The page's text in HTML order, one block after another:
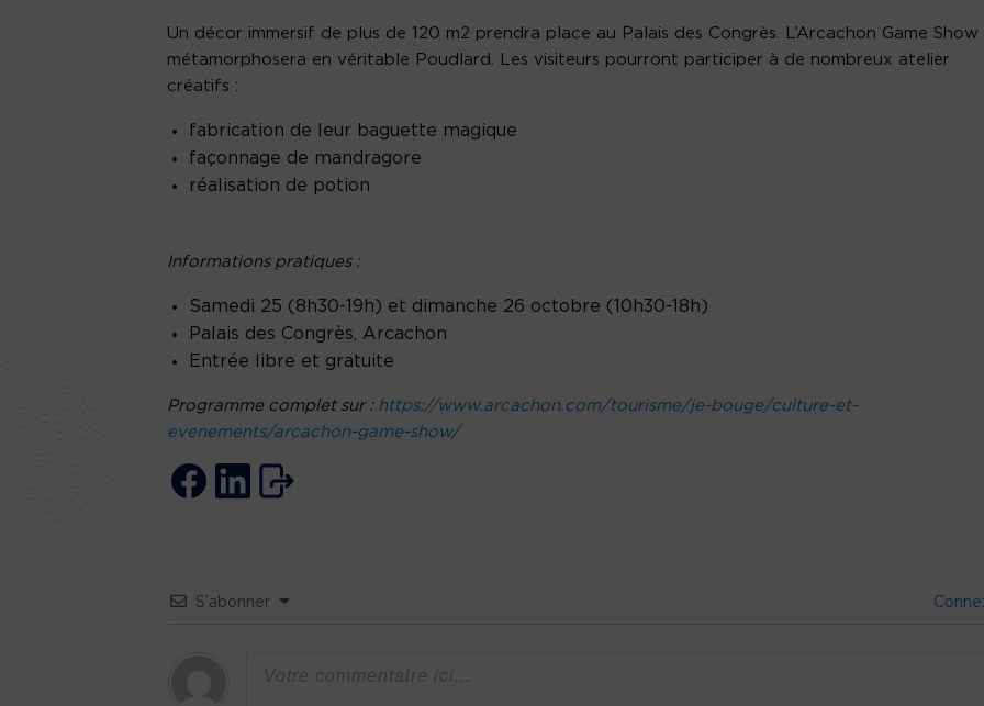
Un décor immersif de plus de 120 m2 prendra place au Palais des Congrès. L’Arcachon Game Show
métamorphosera en véritable Poudlard. Les visiteurs pourront participer à de nombreux atelier
créatifs :
fabrication de leur baguette magique
façonnage de mandragore
réalisation de potion
Informations pratiques :
Samedi 25 (8h30-19h) et dimanche 26 octobre (10h30-18h)
Palais des Congrès, Arcachon
Entrée libre et gratuite
Programme complet sur : https://www.arcachon.com/tourisme/je-bouge/culture-et-
evenements/arcachon-game-show/
S’abonner